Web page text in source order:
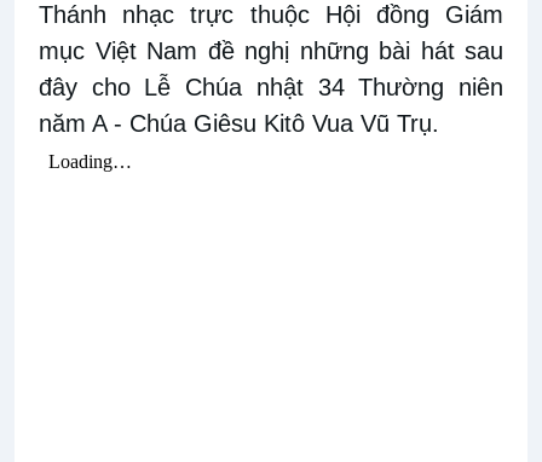
Thánh nhạc trực thuộc Hội đồng Giám
mục Việt Nam đề nghị những bài hát sau
đây cho Lễ Chúa nhật 34 Thường niên
năm A - Chúa Giêsu Kitô Vua Vũ Trụ.